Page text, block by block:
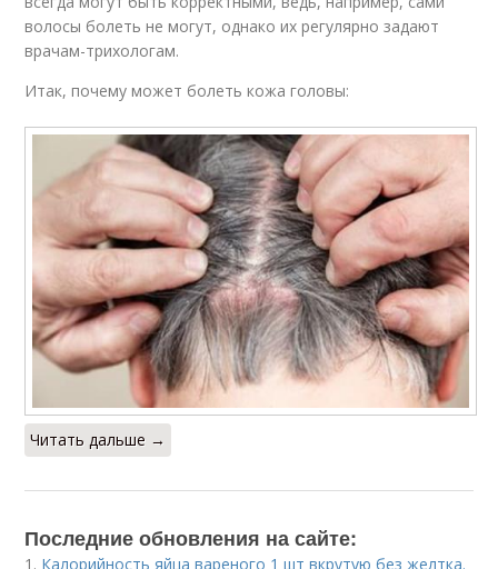
волосы болеть не могут, однако их регулярно задают
врачам-трихологам.
Итак, почему может болеть кожа головы:
Читать дальше →
Последние обновления на сайте:
1. Калорийность яйца вареного 1 шт вкрутую без желтка.